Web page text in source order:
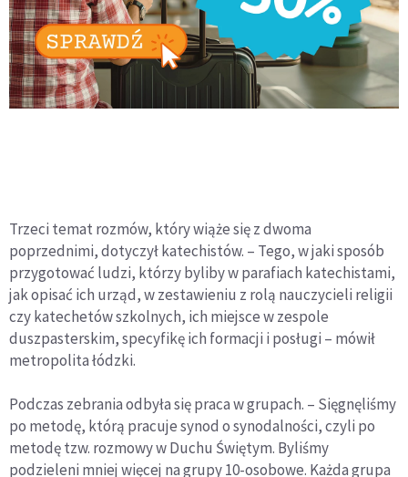
Trzeci temat rozmów, który wiąże się z dwoma
poprzednimi, dotyczył katechistów. – Tego, w jaki sposób
przygotować ludzi, którzy byliby w parafiach katechistami,
jak opisać ich urząd, w zestawieniu z rolą nauczycieli religii
czy katechetów szkolnych, ich miejsce w zespole
duszpasterskim, specyfikę ich formacji i posługi – mówił
metropolita łódzki.
Podczas zebrania odbyła się praca w grupach. – Sięgnęliśmy
po metodę, którą pracuje synod o synodalności, czyli po
metodę tzw. rozmowy w Duchu Świętym. Byliśmy
podzieleni mniej więcej na grupy 10-osobowe. Każda grupa